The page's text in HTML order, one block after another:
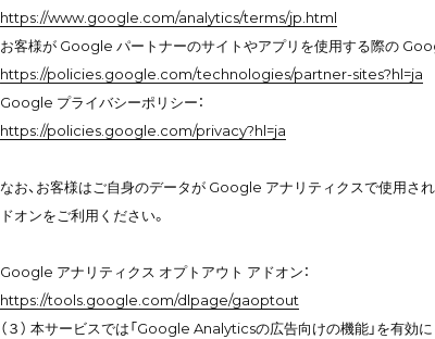
https://www.google.com/analytics/terms/jp.html
お客様が Google パートナーのサイトやアプリを使用する際の
https://policies.google.com/technologies/partner-sites?hl=ja
Google プライバシーポリシー：
https://policies.google.com/privacy?hl=ja
なお、お客様はご自身のデータが Google アナリティクスで使用
ドオンをご利用ください。
Google アナリティクス オプトアウト アドオン：
https://tools.google.com/dlpage/gaoptout
（３） 本サービスでは「Google Analyticsの広告向けの機能」を有